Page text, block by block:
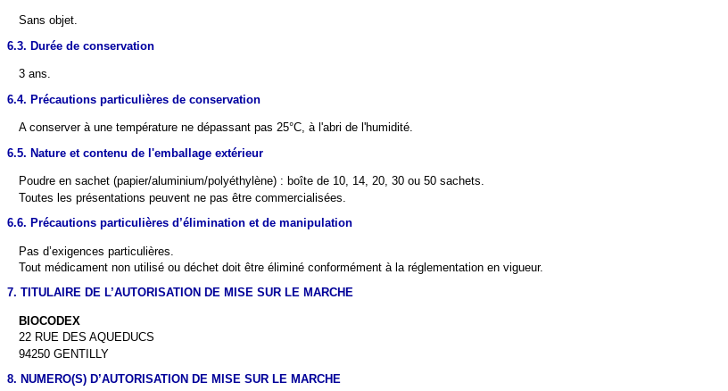
Sans objet.
6.3. Durée de conservation
3 ans.
6.4. Précautions particulières de conservation
A conserver à une température ne dépassant pas 25°C, à l'abri de l'humidité.
6.5. Nature et contenu de l'emballage extérieur
Poudre en sachet (papier/aluminium/polyéthylène) : boîte de 10, 14, 20, 30 ou 50 sachets.
Toutes les présentations peuvent ne pas être commercialisées.
6.6. Précautions particulières d’élimination et de manipulation
Pas d’exigences particulières.
Tout médicament non utilisé ou déchet doit être éliminé conformément à la réglementation en vigueur.
7. TITULAIRE DE L’AUTORISATION DE MISE SUR LE MARCHE
BIOCODEX
22 RUE DES AQUEDUCS
94250 GENTILLY
8. NUMERO(S) D’AUTORISATION DE MISE SUR LE MARCHE